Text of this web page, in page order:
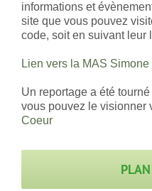
informations et
site que vous pouvez
code, soit en suivant leur
Lien vers la MAS
Un reportage a été
vous pouvez le visionner
Coeur
PLAN